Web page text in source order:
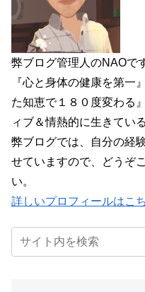
弊ブログ管理人のNAOで
『心と身体の健康を第一
た知恵で１８０度変わる
ィブ＆情熱的に生きてい
弊ブログでは、自分の経
せていますので、どうぞ
い。
詳しいプロフィールはこ